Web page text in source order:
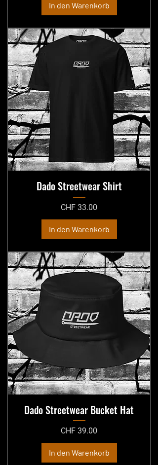
In den Warenkorb
Dado Streetwear Shirt
Preis
CHF 33.00
In den Warenkorb
Dado Streetwear Bucket Hat
Preis
CHF 39.00
In den Warenkorb